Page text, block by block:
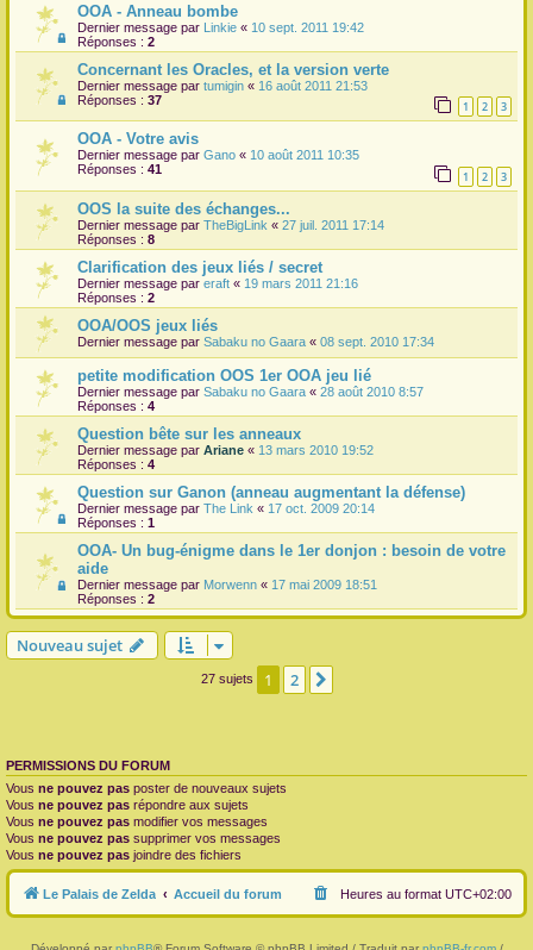
OOA - Anneau bombe
Dernier message par Linkie « 10 sept. 2011 19:42
Réponses : 2
Concernant les Oracles, et la version verte
Dernier message par tumigin « 16 août 2011 21:53
Réponses : 37 1 2 3
OOA - Votre avis
Dernier message par Gano « 10 août 2011 10:35
Réponses : 41 1 2 3
OOS la suite des échanges...
Dernier message par TheBigLink « 27 juil. 2011 17:14
Réponses : 8
Clarification des jeux liés / secret
Dernier message par eraft « 19 mars 2011 21:16
Réponses : 2
OOA/OOS jeux liés
Dernier message par Sabaku no Gaara « 08 sept. 2010 17:34
petite modification OOS 1er OOA jeu lié
Dernier message par Sabaku no Gaara « 28 août 2010 8:57
Réponses : 4
Question bête sur les anneaux
Dernier message par Ariane « 13 mars 2010 19:52
Réponses : 4
Question sur Ganon (anneau augmentant la défense)
Dernier message par The Link « 17 oct. 2009 20:14
Réponses : 1
OOA- Un bug-énigme dans le 1er donjon : besoin de votre
aide
Dernier message par Morwenn « 17 mai 2009 18:51
Réponses : 2
Nouveau sujet
27 sujets 1 2
PERMISSIONS DU FORUM
Vous ne pouvez pas poster de nouveaux sujets
Vous ne pouvez pas répondre aux sujets
Vous ne pouvez pas modifier vos messages
Vous ne pouvez pas supprimer vos messages
Vous ne pouvez pas joindre des fichiers
Le Palais de Zelda Accueil du forum Heures au format UTC+02:00